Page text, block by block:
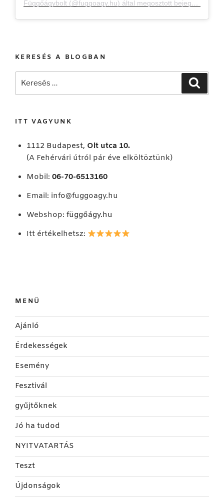
Függőágybolt (@fuggoagy.hu) által megosztott bejegyzés
KERESÉS A BLOGBAN
Keresés
ITT VAGYUNK
1112 Budapest, Olt utca 10.
(A Fehérvári útról pár éve elköltöztünk)
Mobil: 06-70-6513160
Email: info@fuggoagy.hu
Webshop: függőágy.hu
Itt értékelhetsz:
MENÜ
Ajánló
Érdekességek
Esemény
Fesztivál
gyűjtőknek
Jó ha tudod
NYITVATARTÁS
Teszt
Újdonságok